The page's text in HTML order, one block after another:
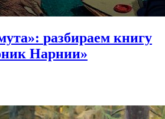
разбираем книгу
Нарнии»